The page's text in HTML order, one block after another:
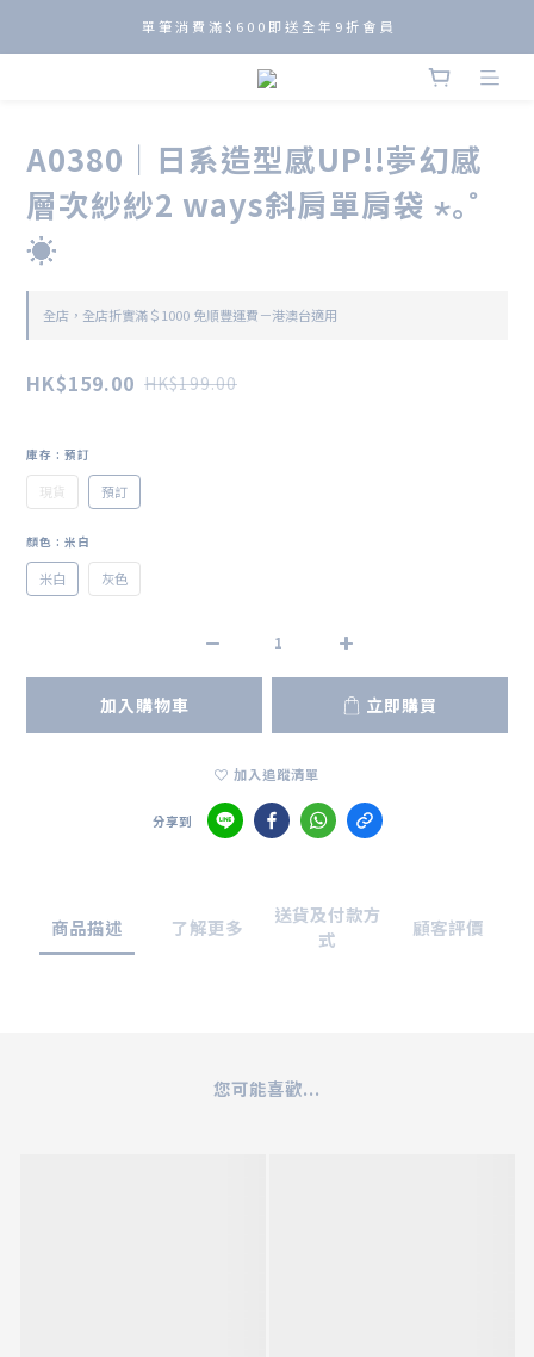
旺角/葵廣門市免費自取⋆⭒˚.⋆ 全店滿$800免順豐運費直送港澳台(•̀ᴗ• ) ̑̑
單 筆 消 費 滿 $ 6 0 0 即 送 全 年 9 折 會 員
旺角/葵廣門市免費自取⋆⭒˚.⋆ 全店滿$800免順豐運費直送港澳台(•̀ᴗ• ) ̑̑
A0380｜日系造型感UP!!夢幻感
層次紗紗2 ways斜肩單肩袋 ⋆｡˚
☀️
全店，全店折實滿＄1000 免順豐運費－港澳台適用
HK$159.00 HK$199.00
庫存 : 預訂
現貨 預訂
顏色 : 米白
米白 灰色
加入購物車 立即購買
加入追蹤清單
分享到
商品描述 了解更多
送貨及付款方
式
顧客評價
您可能喜歡...